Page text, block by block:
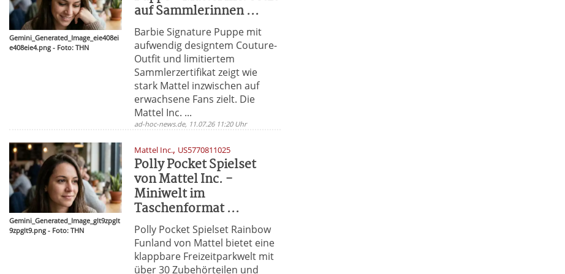
Gemini_Generated_Image_eie408ei
e408eie4.png - Foto: THN
auf Sammlerinnen ...
Barbie Signature Puppe mit
aufwendig designtem Couture-
Outfit und limitiertem
Sammlerzertifikat zeigt wie
stark Mattel inzwischen auf
erwachsene Fans zielt. Die
Mattel Inc. ...
ad-hoc-news.de, 11.07.26 11:20 Uhr
Gemini_Generated_Image_glt9zpglt
9zpglt9.png - Foto: THN
Mattel Inc., US5770811025
Polly Pocket Spielset
von Mattel Inc. -
Miniwelt im
Taschenformat ...
Polly Pocket Spielset Rainbow
Funland von Mattel bietet eine
klappbare Freizeitparkwelt mit
über 30 Zubehörteilen und